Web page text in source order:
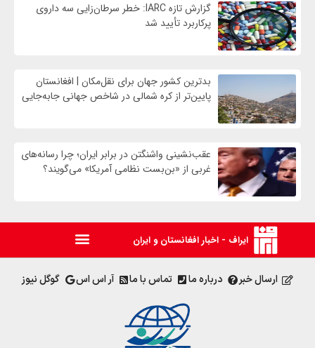
گزارش تازه IARC: خطر سرطان‌زایی سه داروی
پرکاربرد تأیید شد
بدترین کشور جهان برای نقل‌مکان | افغانستان
پایین‌تر از کره شمالی در شاخص جهانی جابه‌جایی
عقب‌نشینی واشنگتن در برابر ایران؛ چرا رسانه‌های
غربی از «بن‌بست نظامی آمریکا» می‌گویند؟
ایراف - اخبار افغانستان و ایران
ارسال خبر درباره ما تماس با ما آر اس اس گوگل نیوز